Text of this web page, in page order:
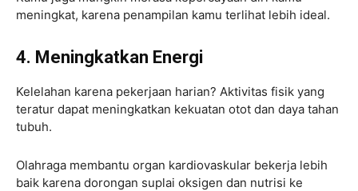
meningkat, karena penampilan kamu terlihat lebih ideal.
4. Meningkatkan Energi
Kelelahan karena pekerjaan harian? Aktivitas fisik yang
teratur dapat meningkatkan kekuatan otot dan daya tahan
tubuh.
Olahraga membantu organ kardiovaskular bekerja lebih
baik karena dorongan suplai oksigen dan nutrisi ke